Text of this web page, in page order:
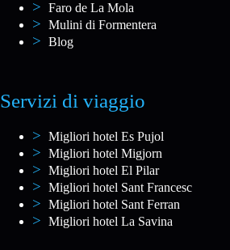
Faro de La Mola
Mulini di Formentera
Blog
Servizi di viaggio
Migliori hotel Es Pujol
Migliori hotel Migjorn
Migliori hotel El Pilar
Migliori hotel Sant Francesc
Migliori hotel Sant Ferran
Migliori hotel La Savina